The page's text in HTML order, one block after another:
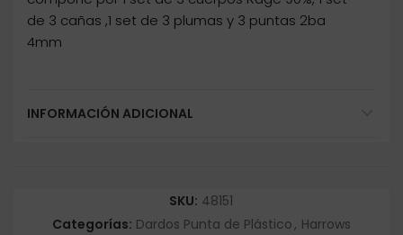
de 3 cañas ,1 set de 3 plumas y 3 puntas 2ba
4mm
INFORMACIÓN ADICIONAL
SKU: 48151
Categorías: Dardos Punta de Plástico, Harrows